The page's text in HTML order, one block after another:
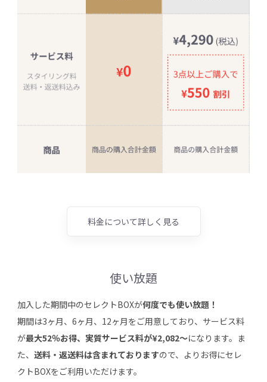
料金について詳しく見る
使い放題
加入した期間中のセレクトBOXが何度でも使い放題！
期間は3ヶ月、6ヶ月、12ヶ月をご用意しており、サービス料
が最大52％お得、実質サービス料が¥2,082〜になります。ま
た、 送料・返送料は含まれておりますので、よりお得にセレ
クトBOXをご利用いただけます。